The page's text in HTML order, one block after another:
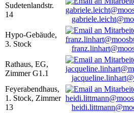
Sudetenlandstr.
14
Hypo-Gebäude,
3. Stock
Rathaus, EG,
Zimmer G1.1
Feyerabendhaus,
1. Stock, Zimmer
13